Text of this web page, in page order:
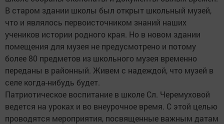
В старом здании школы был открыт школьный музей,
что и являлось первоисточником знаний наших
учеников истории родного края. Но в новом здании
помещения для музея не предусмотрено и потому
более 80 предметов из школьного музея временно
переданы в районный. Живем с надеждой, что музей в
селе когда-нибудь будет.
Патриотическое воспитание в школе Сл. Черемуховой
ведется на уроках и во внеурочное время. С этой целью
проводятся мероприятия, посвященные важным датам